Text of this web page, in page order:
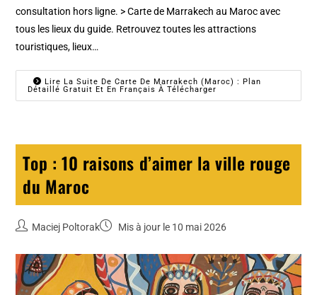
consultation hors ligne. > Carte de Marrakech au Maroc avec
tous les lieux du guide. Retrouvez toutes les attractions
touristiques, lieux…
Lire La Suite De Carte De Marrakech (Maroc) : Plan
Détaillé Gratuit Et En Français À Télécharger
Top : 10 raisons d’aimer la ville rouge
du Maroc
Maciej Poltorak Mis à jour le 10 mai 2026